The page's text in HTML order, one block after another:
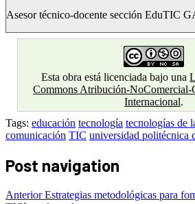
Asesor técnico-docente sección EduTIC
Esta obra está licenciada bajo una
Commons Atribución-
Internacional.
Tags: educación tecnología tecnologías de
comunicación TIC universidad politécnica
Post navigation
AnteriorEstrategias metodológicas para